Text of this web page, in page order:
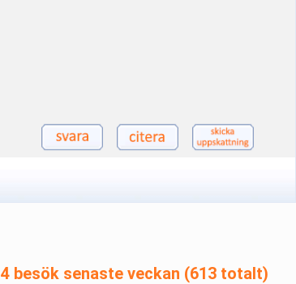
4 besök senaste veckan (613 totalt)